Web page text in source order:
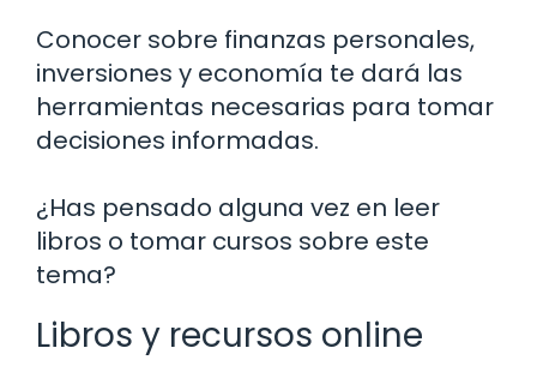
Conocer sobre finanzas personales,
inversiones y economía te dará las
herramientas necesarias para tomar
decisiones informadas.
¿Has pensado alguna vez en leer
libros o tomar cursos sobre este
tema?
Libros y recursos online